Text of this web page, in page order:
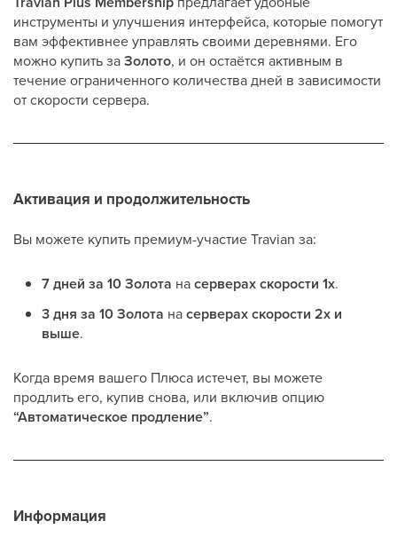
инструменты и улучшения интерфейса, которые помогут
вам эффективнее управлять своими деревнями. Его
можно купить заЗолото, и он остаётся активным в
течение ограниченного количества дней в зависимости
от скорости сервера.
Активация и продолжительность
Вы можете купить премиум-участие Travian за:
7 дней за 10 Золота насерверах скорости 1x.
3 дня за 10 Золота насерверах скорости 2x и
выше.
Когда время вашего Плюса истечет, вы можете
продлить его, купив снова, или включив опцию
“Автоматическое продление”.
Информация